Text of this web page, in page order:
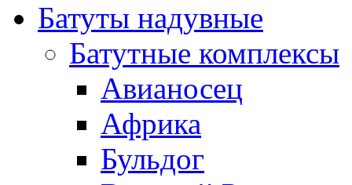
Батуты надувные
Батутные комплексы
Авианосец
Африка
Бульдог